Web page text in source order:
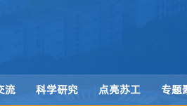
流 科学研究 点亮苏工 专题